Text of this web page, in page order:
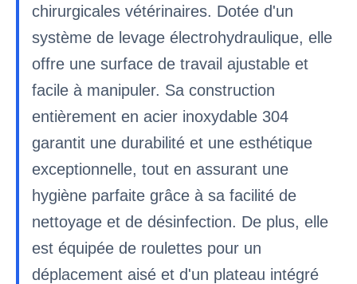
chirurgicales vétérinaires. Dotée d'un
système de levage électrohydraulique, elle
offre une surface de travail ajustable et
facile à manipuler. Sa construction
entièrement en acier inoxydable 304
garantit une durabilité et une esthétique
exceptionnelle, tout en assurant une
hygiène parfaite grâce à sa facilité de
nettoyage et de désinfection. De plus, elle
est équipée de roulettes pour un
déplacement aisé et d'un plateau intégré